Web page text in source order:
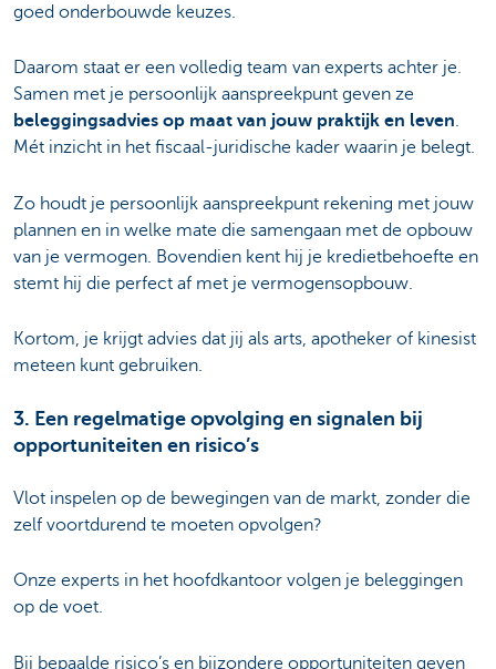
goed onderbouwde keuzes.
Daarom staat er een volledig team van experts achter je.
Samen met je persoonlijk aanspreekpunt geven ze
beleggingsadvies op maat van jouw praktijk en leven.
Mét inzicht in het fiscaal-juridische kader waarin je belegt.
Zo houdt je persoonlijk aanspreekpunt rekening met jouw
plannen en in welke mate die samengaan met de opbouw
van je vermogen. Bovendien kent hij je kredietbehoefte en
stemt hij die perfect af met je vermogensopbouw.
Kortom, je krijgt advies dat jij als arts, apotheker of kinesist
meteen kunt gebruiken.
3. Een regelmatige opvolging en signalen bij
opportuniteiten en risico’s
Vlot inspelen op de bewegingen van de markt, zonder die
zelf voortdurend te moeten opvolgen?
Onze experts in het hoofdkantoor volgen je beleggingen
op de voet.
Bij bepaalde risico’s en bijzondere opportuniteiten geven